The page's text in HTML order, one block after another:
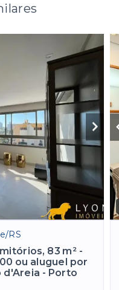
RS
83 m² -
ou aluguel por
d'Areia - Porto